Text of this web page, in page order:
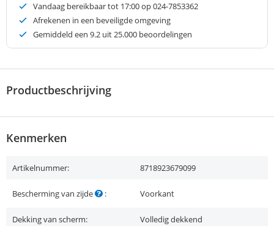
Vandaag bereikbaar tot 17:00 op 024-7853362
Afrekenen in een beveiligde omgeving
Gemiddeld een 9.2 uit 25.000 beoordelingen
Productbeschrijving
Kenmerken
Artikelnummer: 8718923679099
Bescherming van zijde : Voorkant
Dekking van scherm: Volledig dekkend